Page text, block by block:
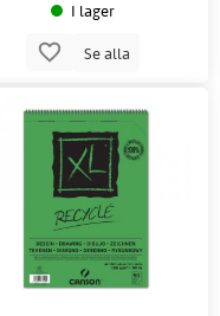
I lager
Se alla